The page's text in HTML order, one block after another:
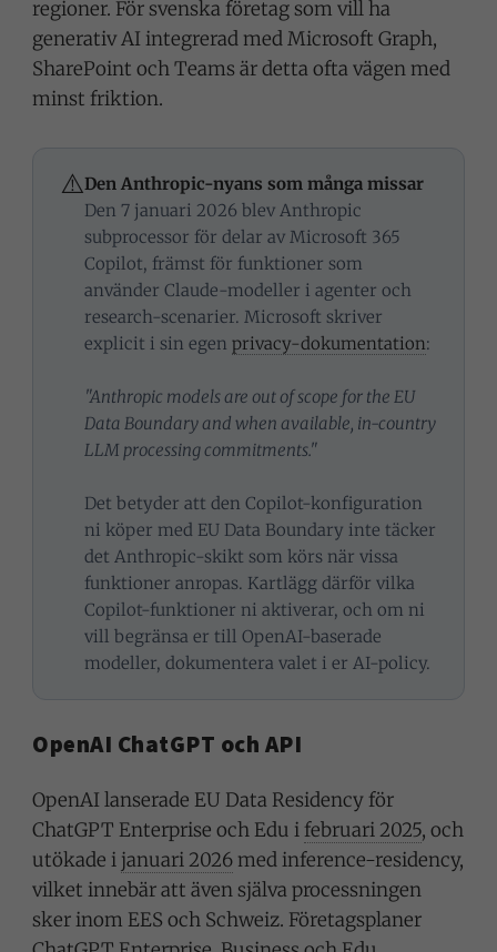
regioner. För svenska företag som vill ha
generativ AI integrerad med Microsoft Graph,
SharePoint och Teams är detta ofta vägen med
minst friktion.
⚠️Den Anthropic-nyans som många missar
Den 7 januari 2026 blev Anthropic
subprocessor för delar av Microsoft 365
Copilot, främst för funktioner som
använder Claude-modeller i agenter och
research-scenarier. Microsoft skriver
explicit i sin egenprivacy-dokumentation:
"Anthropic models are out of scope for the EU
Data Boundary and when available, in-country
LLM processing commitments."
Det betyder att den Copilot-konfiguration
ni köper med EU Data Boundary inte täcker
det Anthropic-skikt som körs när vissa
funktioner anropas. Kartlägg därför vilka
Copilot-funktioner ni aktiverar, och om ni
vill begränsa er till OpenAI-baserade
modeller, dokumentera valet i er AI-policy.
OpenAI ChatGPT och API
OpenAI lanserade EU Data Residency för
ChatGPT Enterprise och Edu ifebruari 2025, och
utökade i januari 2026 med inference-residency,
vilket innebär att även själva processningen
sker inom EES och Schweiz. Företagsplaner